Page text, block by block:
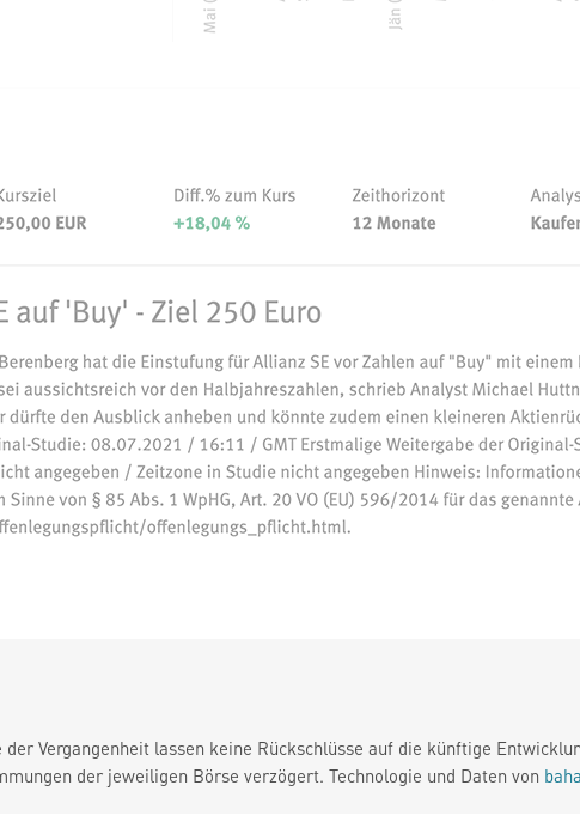
Vergangenheit lassen keine Rückschlüsse auf die künftige
der jeweiligen Börse verzögert. Technologie und Daten von baha